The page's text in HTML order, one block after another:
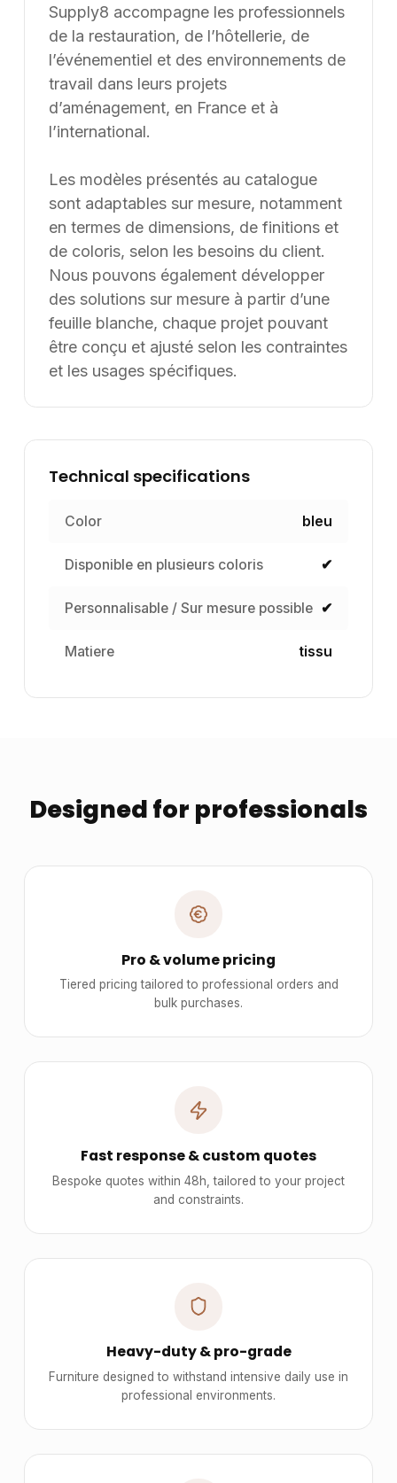
Supply8 accompagne les professionnels
de la restauration, de l’hôtellerie, de
l’événementiel et des environnements de
travail dans leurs projets
d’aménagement, en France et à
l’international.
Les modèles présentés au catalogue
sont adaptables sur mesure, notamment
en termes de dimensions, de finitions et
de coloris, selon les besoins du client.
Nous pouvons également développer
des solutions sur mesure à partir d’une
feuille blanche, chaque projet pouvant
être conçu et ajusté selon les contraintes
et les usages spécifiques.
Technical specifications
Color bleu
Disponible en plusieurs coloris ✔
Personnalisable / Sur mesure possible ✔
Matiere tissu
Designed for professionals
Pro & volume pricing
Tiered pricing tailored to professional orders and
bulk purchases.
Fast response & custom quotes
Bespoke quotes within 48h, tailored to your project
and constraints.
Heavy-duty & pro-grade
Furniture designed to withstand intensive daily use in
professional environments.